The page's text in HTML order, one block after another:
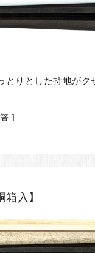
りとした持地がク
]
入】